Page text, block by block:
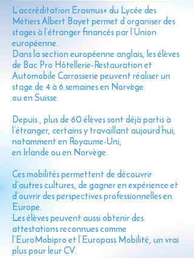
L’accréditation Erasmus+ du Lycée des
Métiers Albert Bayet permet d’organiser des
stages à l’étranger financés par l’Union
européenne.
Dans la section européenne anglais, les élèves
de Bac Pro Hôtellerie-Restauration et
Automobile Carrosserie peuvent réaliser un
stage de 4 à 6 semaines en Norvège
ou en Suisse.
Depuis , plus de 60 élèves sont déjà partis à
l’étranger, certains y travaillant aujourd’hui,
notamment en Royaume-Uni,
en Irlande ou en Norvège.
Ces mobilités permettent de découvrir
d’autres cultures, de gagner en expérience et
d’ouvrir des perspectives professionnelles en
Europe.
Les élèves peuvent aussi obtenir des
attestations reconnues comme
l’EuroMobipro et l’Europass Mobilité, un vrai
plus pour leur CV.